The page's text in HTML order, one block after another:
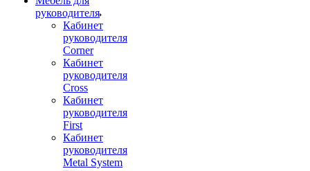
руководителя
Кабинет
руководителя
Corner
Кабинет
руководителя
Cross
Кабинет
руководителя
First
Кабинет
руководителя
Metal System